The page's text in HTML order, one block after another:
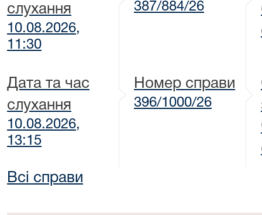
слухання
10.08.2026,
11:30
387/884/26
Дата та час
слухання
10.08.2026,
13:15
Номер справи
396/1000/26
Всі справи